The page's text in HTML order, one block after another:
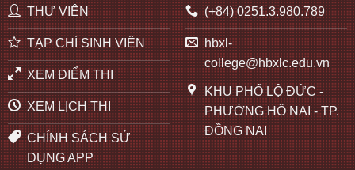
THƯ VIỆN
TẠP CHÍ SINH VIÊN
XEM ĐIỂM THI
XEM LỊCH THI
CHÍNH SÁCH SỬ
DỤNG APP
(+84) 0251.3.980.789
hbxl-
college@hbxlc.edu.vn
KHU PHỐ LỘ ĐỨC -
PHƯỜNG HỐ NAI - TP.
ĐỒNG NAI